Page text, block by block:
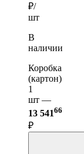
₽/
шт
В
наличии
Коробка
(картон)
1
шт —
13 54166
₽